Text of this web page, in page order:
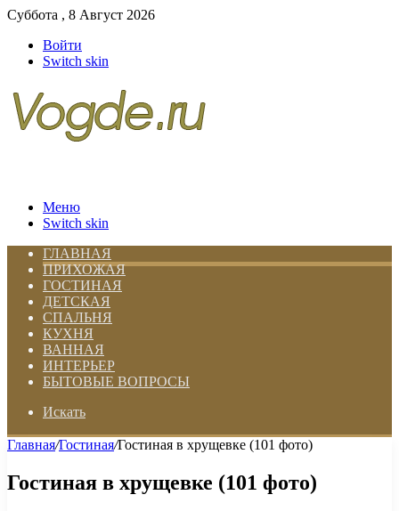
Суббота , 8 Август 2026
Войти
Switch skin
Меню
Switch skin
ГЛАВНАЯ
ПРИХОЖАЯ
ГОСТИНАЯ
ДЕТСКАЯ
СПАЛЬНЯ
КУХНЯ
ВАННАЯ
ИНТЕРЬЕР
БЫТОВЫЕ ВОПРОСЫ
Искать
Главная/Гостиная/Гостиная в хрущевке (101 фото)
Гостиная в хрущевке (101 фото)